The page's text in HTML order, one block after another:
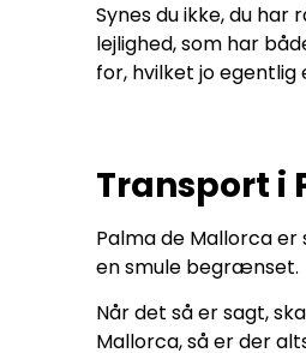
Synes du ikke, du
lejlighed, som har
for, hvilket jo
Transport i
Palma de Mallorca
en smule begrænset.
Når det så er sagt,
Mallorca, så er der